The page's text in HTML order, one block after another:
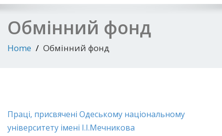
Обмінний фонд
Home Обмінний фонд
Праці, присвячені Одеському національному
університету імені І.І.Мечникова